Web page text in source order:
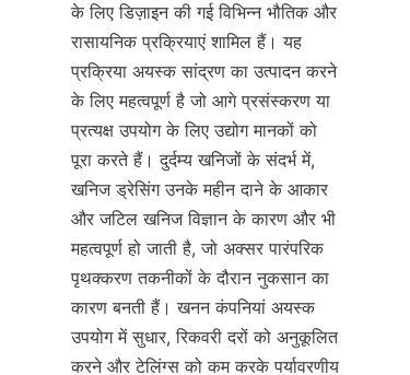
के लिए डिज़ाइन की गई विभिन्न भौतिक और
रासायनिक प्रक्रियाएं शामिल हैं। यह
प्रक्रिया अयस्क सांद्रण का उत्पादन करने
के लिए महत्वपूर्ण है जो आगे प्रसंस्करण या
प्रत्यक्ष उपयोग के लिए उद्योग मानकों को
पूरा करते हैं। दुर्दम्य खनिजों के संदर्भ में,
खनिज ड्रेसिंग उनके महीन दाने के आकार
और जटिल खनिज विज्ञान के कारण और भी
महत्वपूर्ण हो जाती है, जो अक्सर पारंपरिक
पृथक्करण तकनीकों के दौरान नुकसान का
कारण बनती हैं। खनन कंपनियां अयस्क
उपयोग में सुधार, रिकवरी दरों को अनुकूलित
करने और टेलिंग्स को कम करके पर्यावरणीय